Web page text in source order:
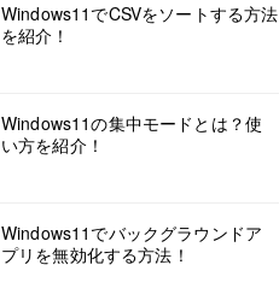
Windows11でCSVをソートする方法
を紹介！
Windows11の集中モードとは？使
い方を紹介！
Windows11でバックグラウンドア
プリを無効化する方法！